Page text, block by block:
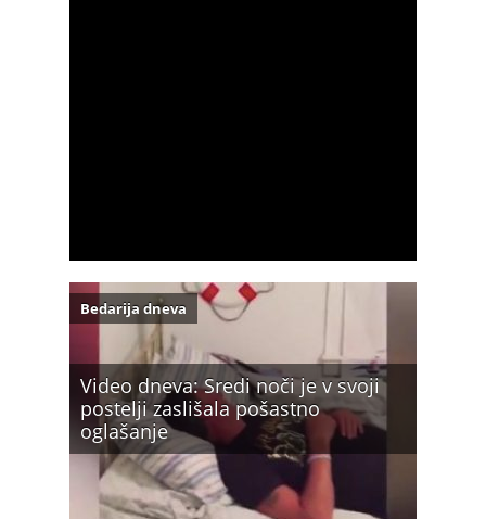
Video dneva: Sredi noči je v svoji
postelji zaslišala pošastno
oglašanje
Bedarija dneva